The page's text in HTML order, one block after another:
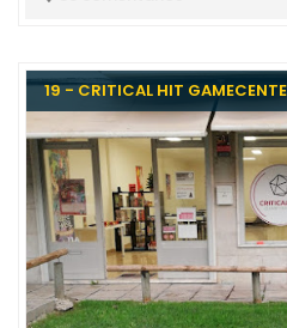
19 - CRITICAL HIT